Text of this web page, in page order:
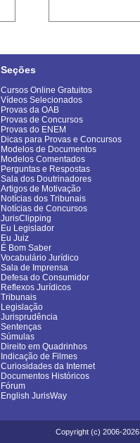
Seções
Cursos Online Gratuitos
Vídeos Selecionados
Provas da OAB
Provas de Concursos
Provas do ENEM
Dicas para Provas e Concursos
Modelos de Documentos
Modelos Comentados
Perguntas e Respostas
Sala dos Doutrinadores
Artigos de Motivação
Notícias dos Tribunais
Notícias de Concursos
JurisClipping
Eu Legislador
Eu Juiz
É Bom Saber
Vocabulário Jurídico
Sala de Imprensa
Defesa do Consumidor
Reflexos Jurídicos
Tribunais
Legislação
Jurisprudência
Sentenças
Súmulas
Direito em Quadrinhos
Indicação de Filmes
Curiosidades da Internet
Documentos Históricos
Fórum
English JurisWay
Copyright (c) 2006-